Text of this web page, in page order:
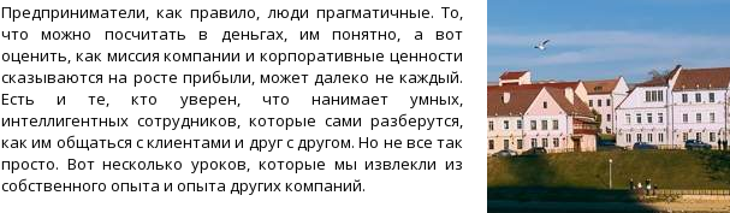
Предприниматели, как правило, люди прагматичные. То,
что можно посчитать в деньгах, им понятно, а вот
оценить, как миссия компании и корпоративные ценности
сказываются на росте прибыли, может далеко не каждый.
Есть и те, кто уверен, что нанимает умных,
интеллигентных сотрудников, которые сами разберутся,
как им общаться с клиентами и друг с другом. Но не все так
просто. Вот несколько уроков, которые мы извлекли из
собственного опыта и опыта других компаний.